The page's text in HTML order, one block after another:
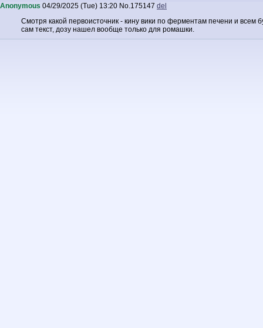
Anonymous 04/29/2025 (Tue) 13:20 No.175147 del
Смотря какой первоисточник - кину вики по ферментам печени и всем
сам текст, дозу нашел вообще только для ромашки.